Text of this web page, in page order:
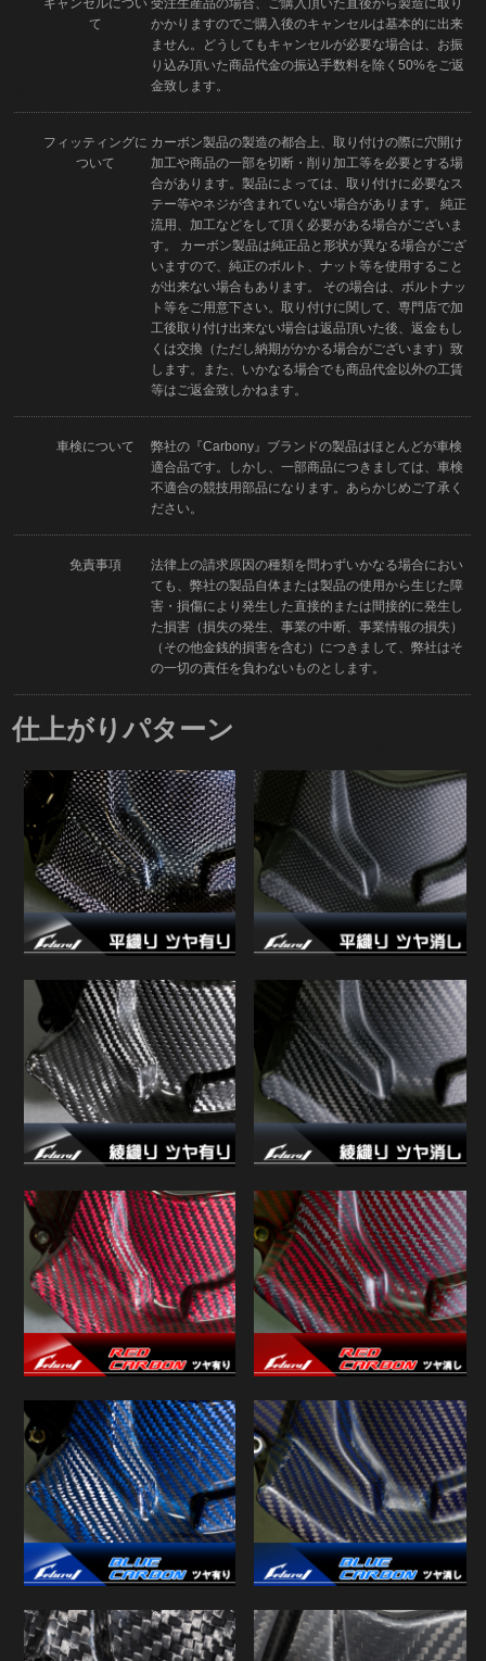
て
かかりますのでご購入後のキャンセルは基本的に出来
ません。どうしてもキャンセルが必要な場合は、お振
り込み頂いた商品代金の振込手数料を除く50%をご返
金致します。
フィッティングに
ついて
カーボン製品の製造の都合上、取り付けの際に穴開け
加工や商品の一部を切断・削り加工等を必要とする場
合があります。製品によっては、取り付けに必要なス
テー等やネジが含まれていない場合があります。 純正
流用、加工などをして頂く必要がある場合がございま
す。 カーボン製品は純正品と形状が異なる場合がござ
いますので、純正のボルト、ナット等を使用すること
が出来ない場合もあります。 その場合は、ボルトナッ
ト等をご用意下さい。取り付けに関して、専門店で加
工後取り付け出来ない場合は返品頂いた後、返金もし
くは交換（ただし納期がかかる場合がございます）致
します。また、いかなる場合でも商品代金以外の工賃
等はご返金致しかねます。
車検について
弊社の『Carbony』ブランドの製品はほとんどが車検
適合品です。しかし、一部商品につきましては、車検
不適合の競技用部品になります。あらかじめご了承く
ださい。
免責事項
法律上の請求原因の種類を問わずいかなる場合におい
ても、弊社の製品自体または製品の使用から生じた障
害・損傷により発生した直接的または間接的に発生し
た損害（損失の発生、事業の中断、事業情報の損失）
（その他金銭的損害を含む）につきまして、弊社はそ
の一切の責任を負わないものとします。
仕上がりパターン